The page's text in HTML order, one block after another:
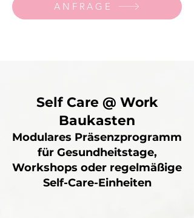
ANFRAGE
Self Care @ Work
Baukasten
Modulares Präsenzprogramm
für Gesundheitstage,
Workshops oder regelmäßige
Self-Care-Einheiten